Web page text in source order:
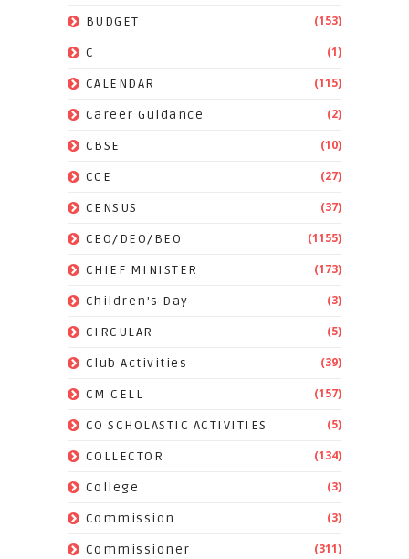
BUDGET (153)
C (1)
CALENDAR (115)
Career Guidance (2)
CBSE (10)
CCE (27)
CENSUS (37)
CEO/DEO/BEO (1155)
CHIEF MINISTER (173)
Children's Day (3)
CIRCULAR (5)
Club Activities (39)
CM CELL (157)
CO SCHOLASTIC ACTIVITIES (5)
COLLECTOR (134)
College (3)
Commission (3)
Commissioner (311)